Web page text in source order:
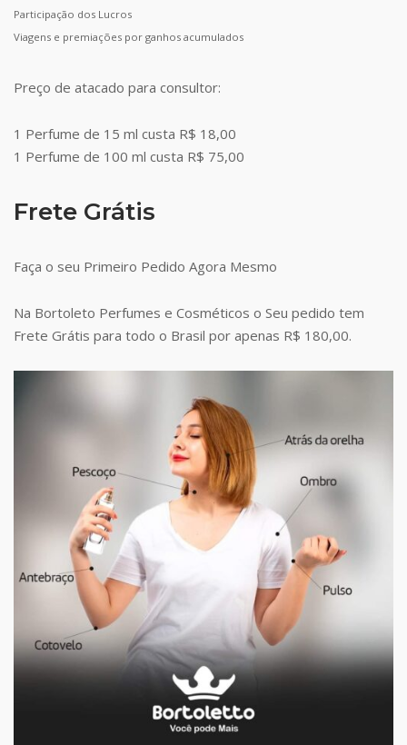
Participação dos Lucros
Viagens e premiações por ganhos acumulados
Preço de atacado para consultor:
1 Perfume de 15 ml custa R$ 18,00
1 Perfume de 100 ml custa R$ 75,00
Frete Grátis
Faça o seu Primeiro Pedido Agora Mesmo
Na Bortoleto Perfumes e Cosméticos o Seu pedido tem
Frete Grátis para todo o Brasil por apenas R$ 180,00.